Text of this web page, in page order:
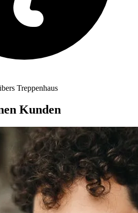
Treppenhaus
Kunden